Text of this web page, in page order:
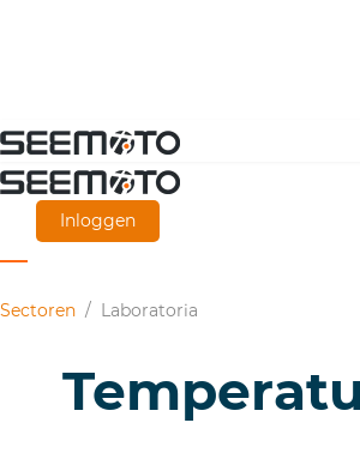
Ga
naar
hoofdinhoud
Inloggen
Sectoren / Laboratoria